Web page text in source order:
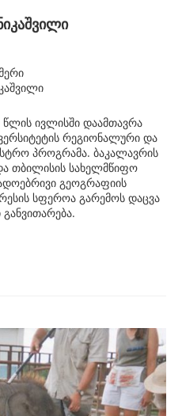
წლის ივლისში დაამთავრა
რეგიონალური და
პროგრამა. ბაკალავრის
თბილისის სახელმწიფო
გეოგრაფიის
სფეროა გარემოს დაცვა